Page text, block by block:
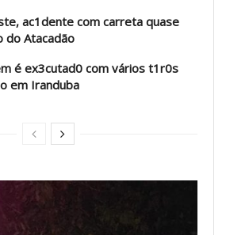
ac1dente com carreta quase
do Atacadão
é ex3cutad0 com vários t1r0s
em Iranduba